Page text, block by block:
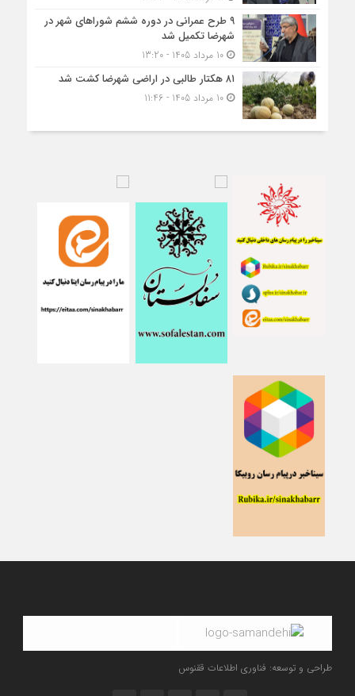
۹ طرح عمرانی در دوره ششم شوراهای شهر در
شهرضا تکمیل شد
10 مرداد 1405 - 13:20
۸۱ هکتار طالبی در اراضی شهرضا کشت شد
10 مرداد 1405 - 11:46
طراحی و توسعه: فناوری اطلاعات ققنوس